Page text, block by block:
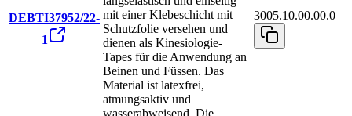
DEBTI37952/22-
1
mit einer Klebeschicht mit
Schutzfolie versehen und
dienen als Kinesiologie-
Tapes für die Anwendung an
Beinen und Füssen. Das
Material ist latexfrei,
atmungsaktiv und
wasserabweisend. Die
3005.10.00.00.0